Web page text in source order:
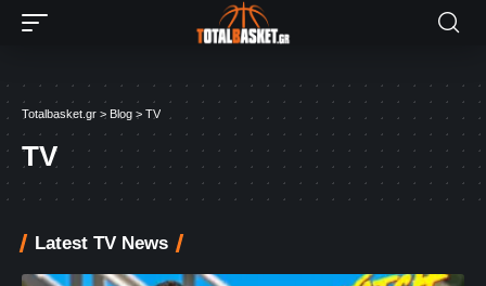
Totalbasket.gr > Blog > TV
TV
Latest TV News